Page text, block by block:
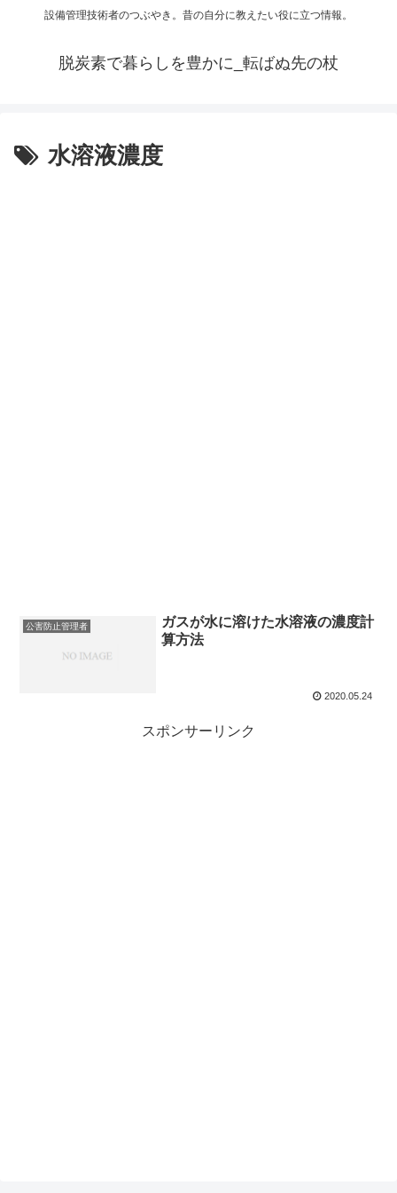
設備管理技術者のつぶやき。昔の自分に教えたい役に立つ情報。
脱炭素で暮らしを豊かに_転ばぬ先の杖
水溶液濃度
公害防止管理者
ガスが水に溶けた水溶液の濃度計
算方法
2020.05.24
スポンサーリンク